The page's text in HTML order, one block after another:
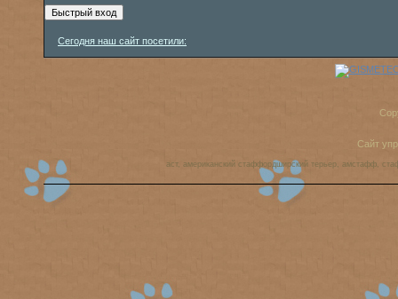
Сегодня наш сайт посетили:
Сайт
аст, американский стаффордширский терьер, амстафф,